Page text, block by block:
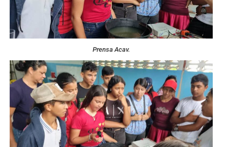
Prensa Acav.